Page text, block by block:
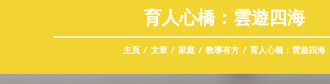
育人心橋：雲遊四海
主頁 文章 家庭 教導有方 育人心橋：雲遊四海